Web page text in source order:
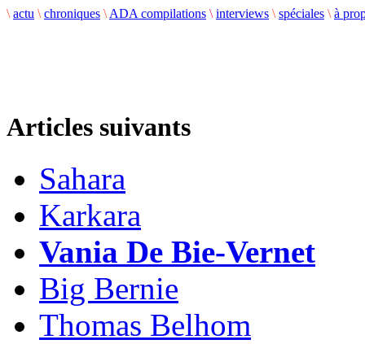
\ actu \ chroniques \ ADA compilations \ interviews \ spéciales \ à
Articles suivants
Sahara
Karkara
Vania De Bie-Vernet
Big Bernie
Thomas Belhom